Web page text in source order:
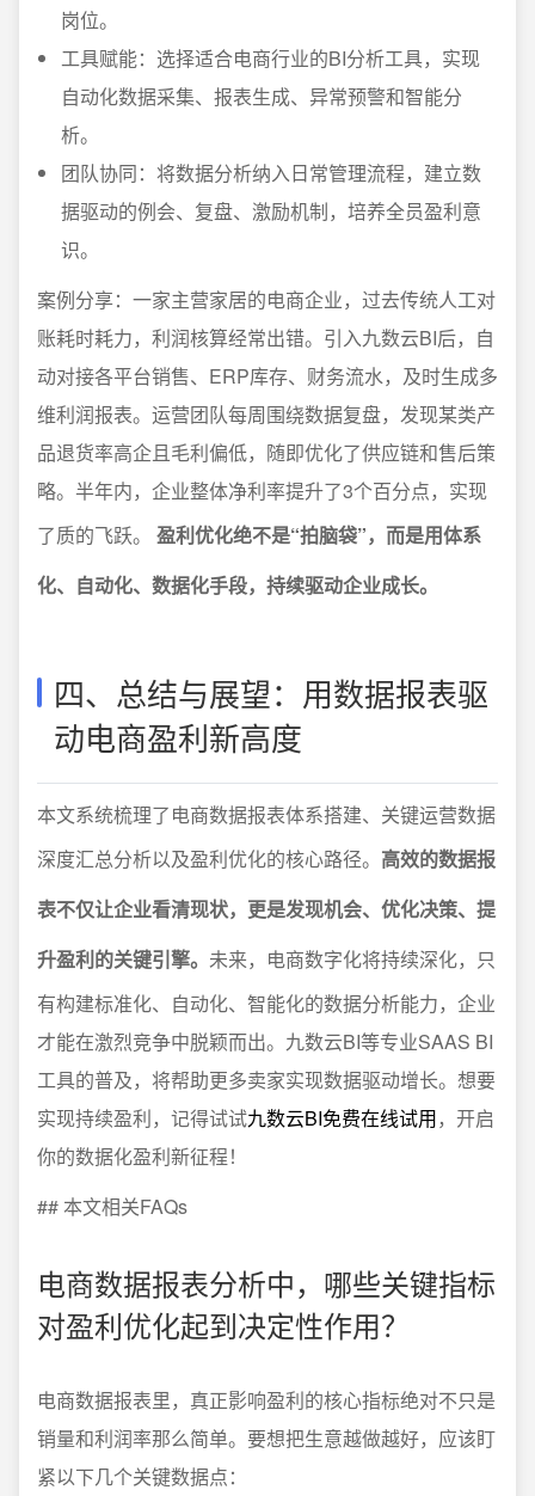
岗位。
工具赋能：选择适合电商行业的BI分析工具，实现
自动化数据采集、报表生成、异常预警和智能分
析。
团队协同：将数据分析纳入日常管理流程，建立数
据驱动的例会、复盘、激励机制，培养全员盈利意
识。
案例分享：一家主营家居的电商企业，过去传统人工对
账耗时耗力，利润核算经常出错。引入九数云BI后，自
动对接各平台销售、ERP库存、财务流水，及时生成多
维利润报表。运营团队每周围绕数据复盘，发现某类产
品退货率高企且毛利偏低，随即优化了供应链和售后策
略。半年内，企业整体净利率提升了3个百分点，实现
了质的飞跃。 盈利优化绝不是“拍脑袋”，而是用体系
化、自动化、数据化手段，持续驱动企业成长。
四、总结与展望：用数据报表驱
动电商盈利新高度
本文系统梳理了电商数据报表体系搭建、关键运营数据
深度汇总分析以及盈利优化的核心路径。 高效的数据报
表不仅让企业看清现状，更是发现机会、优化决策、提
升盈利的关键引擎。 未来，电商数字化将持续深化，只
有构建标准化、自动化、智能化的数据分析能力，企业
才能在激烈竞争中脱颖而出。九数云BI等专业SAAS BI
工具的普及，将帮助更多卖家实现数据驱动增长。想要
实现持续盈利，记得试试九数云BI免费在线试用，开启
你的数据化盈利新征程！
## 本文相关FAQs
电商数据报表分析中，哪些关键指标
对盈利优化起到决定性作用？
电商数据报表里，真正影响盈利的核心指标绝对不只是
销量和利润率那么简单。要想把生意越做越好，应该盯
紧以下几个关键数据点：